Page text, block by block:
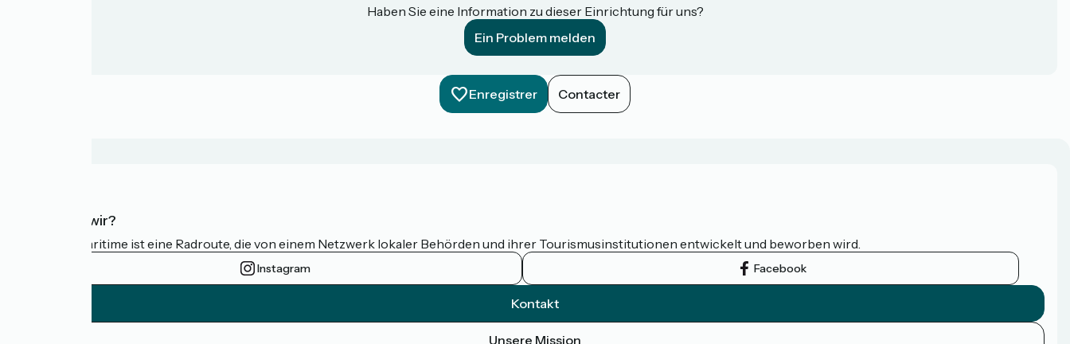
Haben Sie eine Information zu dieser Einrichtung für uns?
Ein Problem melden
Enregistrer Contacter
Wer sind wir?
Die Vélomaritime ist eine Radroute, die von einem Netzwerk lokaler Behörden und ihrer Tourismusinstitutionen entwickelt und beworben wird.
Instagram Facebook
Kontakt
Unsere Mission